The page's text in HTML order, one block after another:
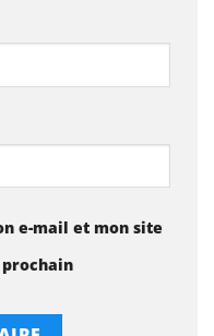
e-mail et mon site